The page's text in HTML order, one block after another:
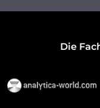
Die